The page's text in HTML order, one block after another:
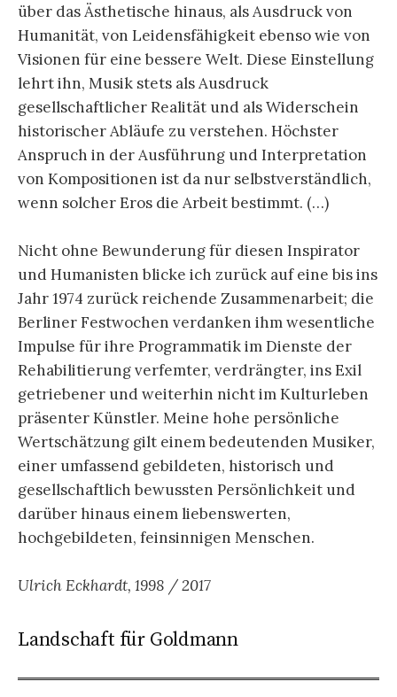
über das Ästhetische hinaus, als Ausdruck von
Humanität, von Leidensfähigkeit ebenso wie von
Visionen für eine bessere Welt. Diese Einstellung
lehrt ihn, Musik stets als Ausdruck
gesellschaftlicher Realität und als Widerschein
historischer Abläufe zu verstehen. Höchster
Anspruch in der Ausführung und Interpretation
von Kompositionen ist da nur selbstverständlich,
wenn solcher Eros die Arbeit bestimmt. (…)
Nicht ohne Bewunderung für diesen Inspirator
und Humanisten blicke ich zurück auf eine bis ins
Jahr 1974 zurück reichende Zusammenarbeit; die
Berliner Festwochen verdanken ihm wesentliche
Impulse für ihre Programmatik im Dienste der
Rehabilitierung verfemter, verdrängter, ins Exil
getriebener und weiterhin nicht im Kulturleben
präsenter Künstler. Meine hohe persönliche
Wertschätzung gilt einem bedeutenden Musiker,
einer umfassend gebildeten, historisch und
gesellschaftlich bewussten Persönlichkeit und
darüber hinaus einem liebenswerten,
hochgebildeten, feinsinnigen Menschen.
Ulrich Eckhardt, 1998 / 2017
Landschaft für Goldmann